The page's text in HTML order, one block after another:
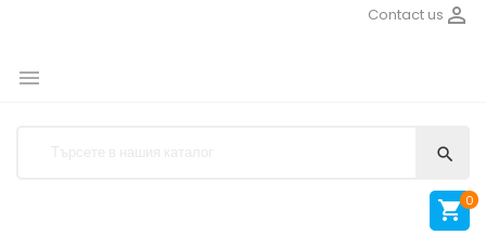

Contact us


 0